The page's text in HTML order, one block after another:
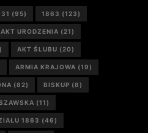
(95) 1863 (123)
AKT URODZENIA (21)
AKT ŚLUBU (20)
ARMIA KRAJOWA (19)
(82) BISKUP (8)
(11)
1863 (46)